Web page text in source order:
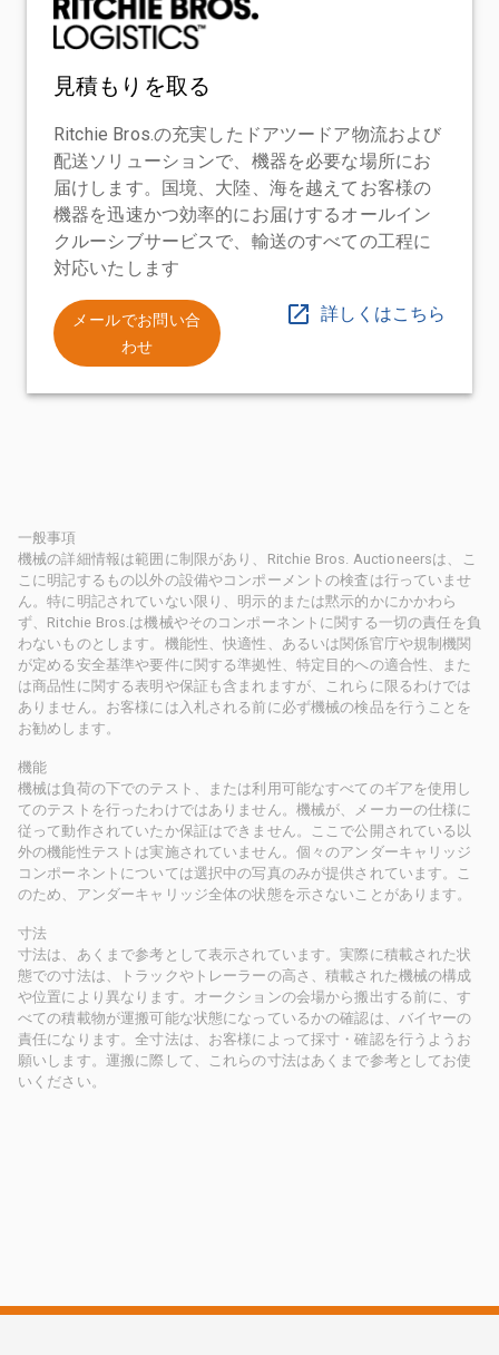
見積もりを取る
Ritchie Bros.の充実したドアツードア物流および
配送ソリューションで、機器を必要な場所にお
届けします。国境、大陸、海を越えてお客様の
機器を迅速かつ効率的にお届けするオールイン
クルーシブサービスで、輸送のすべての工程に
対応いたします
メールでお問い合
わせ
詳しくはこちら
一般事項
機械の詳細情報は範囲に制限があり、Ritchie Bros. Auctioneersは、こ
こに明記するもの以外の設備やコンポーメントの検査は行っていませ
ん。特に明記されていない限り、明示的または黙示的かにかかわら
ず、Ritchie Bros.は機械やそのコンポーネントに関する一切の責任を負
わないものとします。機能性、快適性、あるいは関係官庁や規制機関
が定める安全基準や要件に関する準拠性、特定目的への適合性、また
は商品性に関する表明や保証も含まれますが、これらに限るわけでは
ありません。お客様には入札される前に必ず機械の検品を行うことを
お勧めします。
機能
機械は負荷の下でのテスト、または利用可能なすべてのギアを使用し
てのテストを行ったわけではありません。機械が、メーカーの仕様に
従って動作されていたか保証はできません。ここで公開されている以
外の機能性テストは実施されていません。個々のアンダーキャリッジ
コンポーネントについては選択中の写真のみが提供されています。こ
のため、アンダーキャリッジ全体の状態を示さないことがあります。
寸法
寸法は、あくまで参考として表示されています。実際に積載された状
態での寸法は、トラックやトレーラーの高さ、積載された機械の構成
や位置により異なります。オークションの会場から搬出する前に、す
べての積載物が運搬可能な状態になっているかの確認は、バイヤーの
責任になります。全寸法は、お客様によって採寸・確認を行うようお
願いします。運搬に際して、これらの寸法はあくまで参考としてお使
いください。